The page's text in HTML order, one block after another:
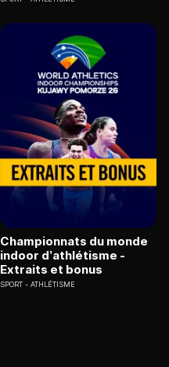
Championnats du monde
indoor d’athlétisme -
Extraits et bonus
SPORT ATHLÉTISME